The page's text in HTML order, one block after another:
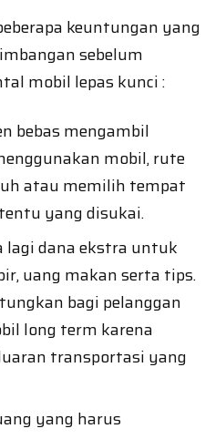
keuntungan yang
sebelum
mobil lepas kunci :
bebas mengambil
mobil, rute
atau memilih tempat
yang disukai.
lagi dana ekstra untuk
uang makan serta tips.
bagi pelanggan
long term karena
transportasi yang
yang harus